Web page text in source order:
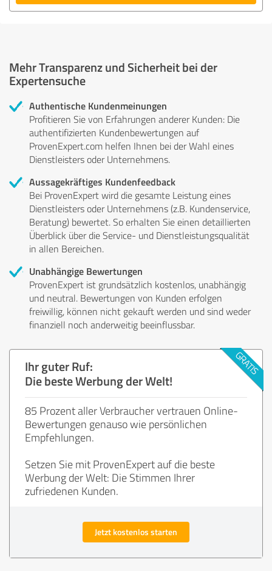
Mehr Transparenz und Sicherheit bei der
Expertensuche
Authentische Kundenmeinungen
Profitieren Sie von Erfahrungen anderer Kunden: Die
authentifizierten Kundenbewertungen auf
ProvenExpert.com helfen Ihnen bei der Wahl eines
Dienstleisters oder Unternehmens.
Aussagekräftiges Kundenfeedback
Bei ProvenExpert wird die gesamte Leistung eines
Dienstleisters oder Unternehmens (z.B. Kundenservice,
Beratung) bewertet. So erhalten Sie einen detaillierten
Überblick über die Service- und Dienstleistungsqualität
in allen Bereichen.
Unabhängige Bewertungen
ProvenExpert ist grundsätzlich kostenlos, unabhängig
und neutral. Bewertungen von Kunden erfolgen
freiwillig, können nicht gekauft werden und sind weder
finanziell noch anderweitig beeinflussbar.
Ihr guter Ruf:
Die beste Werbung der Welt!
85 Prozent aller Verbraucher vertrauen Online-
Bewertungen genauso wie persönlichen
Empfehlungen.
Setzen Sie mit ProvenExpert auf die beste
Werbung der Welt: Die Stimmen Ihrer
zufriedenen Kunden.
Jetzt kostenlos starten